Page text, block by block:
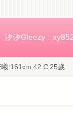
汐汐Gleezy：
曦 161cm.42.C.25歲